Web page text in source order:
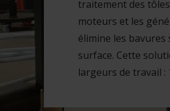
traitement des
moteurs et les
élimine les
surface. Cette
largeurs de travail :